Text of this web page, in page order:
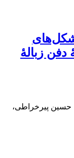
شکل‌های
زبالۀ
حسین پیرخراطی،